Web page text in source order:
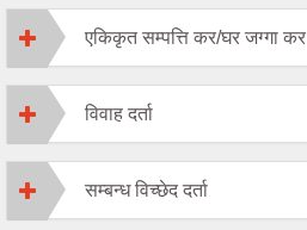
एकिकृत सम्पत्ति कर/घर जग्गा कर
विवाह दर्ता
सम्बन्ध विच्छेद दर्ता